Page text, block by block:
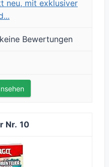
neu, mit exklusiver
Bewertungen
10